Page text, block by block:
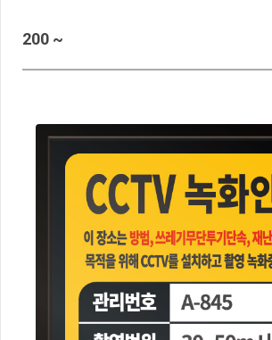
200 ~